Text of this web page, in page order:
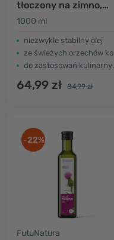
tłoczony na zimno,
nierafinowany
1000 ml
niezwykle stabilny olej
ze świeżych orzechów kokosowych
do zastosowań kulinarnych i pielęgnacji skóry
64,99 zł 84,99 zł
-22%
FutuNatura